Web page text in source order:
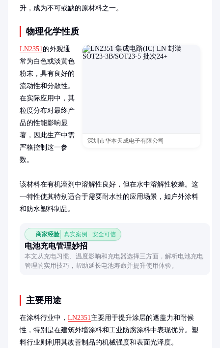
升，成为不可或缺的原材料之一。
物理化学性质
深圳市华本天成电子有限公司
LN2351的外观通
常为白色或淡黄色
粉末，具有良好的
流动性和分散性。
在实际应用中，其
粒度分布对最终产
品的性能影响显
著，因此生产中需
严格控制这一参
数。
该材料在有机溶剂中溶解性良好，但在水中溶解性较差。这
一特性使其特别适合于需要耐水性的应用场景，如户外涂料
和防水塑料制品。
商家经验 真实案例 · 安全可信
电池充电管理妙招
本文从充电习惯、温度影响和充电器选择三方面，解析电池充电
管理的实用技巧，帮助延长电池寿命并提升使用体验。
主要用途
在涂料行业中， LN2351主要用于提升涂层的遮盖力和耐候
性，特别是在建筑外墙涂料和工业防腐涂料中表现优异。塑
料行业则利用其改善制品的机械强度和表面光泽度。